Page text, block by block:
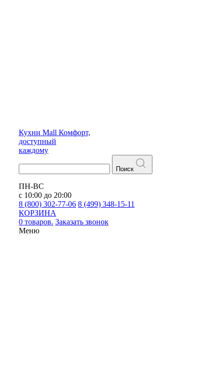
Кухни Mall Комфорт,
доступный
каждому
Поиск
ПН-ВС
с 10:00 до 20:00
8 (800) 302-77-06 8 (499) 348-15-11
КОРЗИНА
0 товаров. Заказать звонок
Меню